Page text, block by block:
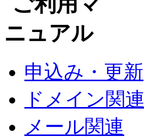
申込み・更新
ドメイン関連
メール関連